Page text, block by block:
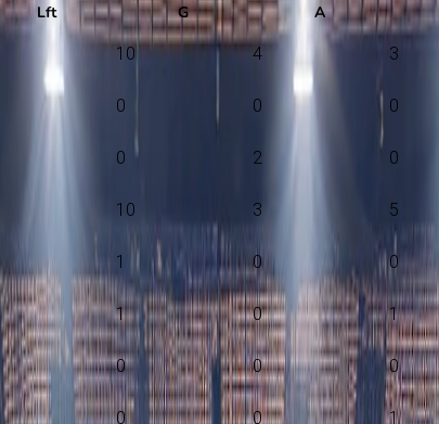
Lft G
A
10 4 3
0 0 0
0 2 0
10 3 5
1 0 0
1 0 1
0 0 0
0 0 1